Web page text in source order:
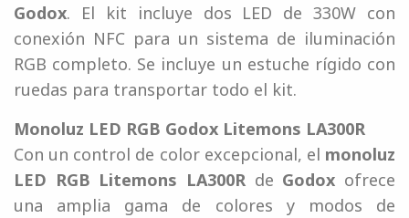
Godox. El kit incluye dos LED de 330W con
conexión NFC para un sistema de iluminación
RGB completo. Se incluye un estuche rígido con
ruedas para transportar todo el kit.
Monoluz LED RGB Godox Litemons LA300R
Con un control de color excepcional, el monoluz
LED RGB Litemons LA300R de Godox ofrece
una amplia gama de colores y modos de